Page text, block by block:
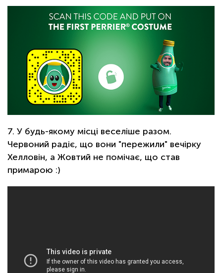
7. У будь-якому місці веселіше разом.
Червоний радіє, що вони "пережили" вечірку
Хелловін, а Жовтий не помічає, що став
примарою :)